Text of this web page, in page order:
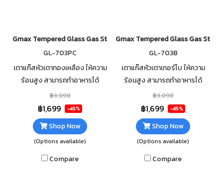
Gmax Tempered Glass Gas Stove 3 Brass Burner GL-703PC
GL-703PC
เตาแก๊สหัวเตาทองเหลือง ให้ความ
ร้อนสูง สามารถทำอาหารได้
รวดเร็ว กระจกนิรภัยหนา 7mm เส
ริมฟอยกันความร้อนใต้กระจก
ทำความสะอาดง่าย
฿3,098
฿1,699 -45%
Shop Now
(Options available)
Compare
Gmax Tempered Glass Gas
GL-703B
เตาแก๊สหัวเตาเทอร์โบ ให้ความ
ร้อนสูง สามารถทำอาหารได้
รวดเร็ว กระจกนิรภัยหนา 7mm เส
ริมฟอยกันความร้อนใต้กระจก
ทำความสะอาดง่าย
฿3,098
฿1,699 -45%
Shop Now
(Options available)
Compare